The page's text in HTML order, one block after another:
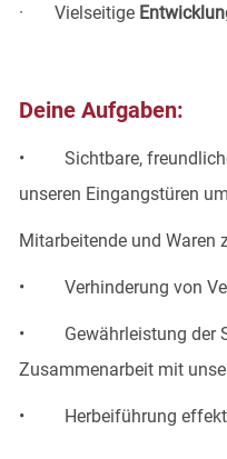
· Vielseitige
Deine Aufgaben:
• Sichtbare, freundliche
unseren Eingangstüren
Mitarbeitende und Waren
• Verhinderung von
• Gewährleistung der
Zusammenarbeit mit
• Herbeiführung